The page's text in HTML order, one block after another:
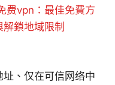
费vpn：最佳免費方
鎖地域限制
、仅在可信网络中